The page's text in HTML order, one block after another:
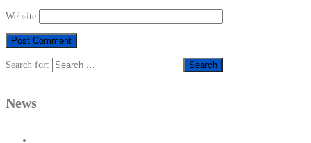
Website
Search for:
News